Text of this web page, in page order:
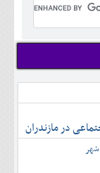
در مازندران
شهر